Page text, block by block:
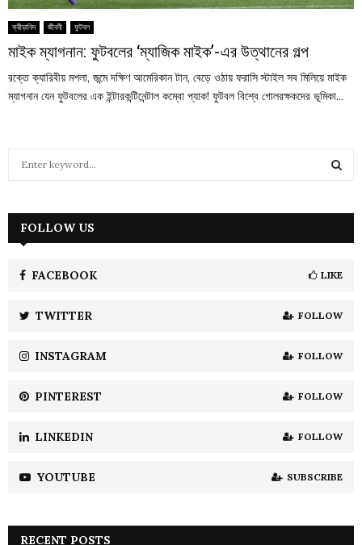
ক্রীড়াবিদ জীবনী ফুটবল
মাইক ম্যাগনান: ফুটবলের ‘ম্যাজিক মাইক’-এর উত্থানের গল্প
রক্তে ক্যারিবীয় মশলা, জন্মে দক্ষিণ আমেরিকান টান, বেড়ে ওঠায় ফরাসি স্টাইল সব মিলিয়ে মাইক
ম্যাগনান যেন ফুটবলের এক ইন্টারকন্টিনেন্টাল কম্বো প্যাক! ফুটবল বিশ্বে গোলরক্ষকদের ভূমিকা...
h
H
FOLLOW US
FACEBOOK LIKE
TWITTER FOLLOW
INSTAGRAM FOLLOW
PINTEREST FOLLOW
LINKEDIN FOLLOW
YOUTUBE SUBSCRIBE
RECENT POSTS